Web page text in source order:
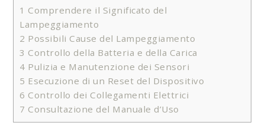
1 Comprendere il Significato del
Lampeggiamento
2 Possibili Cause del Lampeggiamento
3 Controllo della Batteria e della Carica
4 Pulizia e Manutenzione dei Sensori
5 Esecuzione di un Reset del Dispositivo
6 Controllo dei Collegamenti Elettrici
7 Consultazione del Manuale d’Uso